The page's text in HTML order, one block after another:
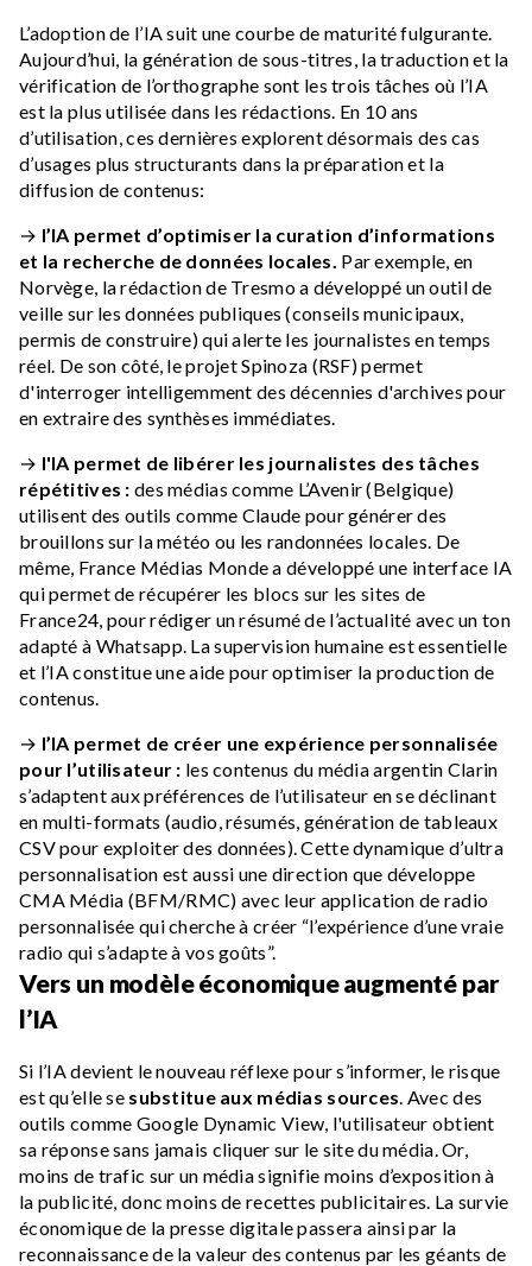
L’adoption de l’IA suit une courbe de maturité fulgurante.
Aujourd’hui, la génération de sous-titres, la traduction et la
vérification de l’orthographe sont les trois tâches où l’IA
est la plus utilisée dans les rédactions. En 10 ans
d’utilisation, ces dernières explorent désormais des cas
d’usages plus structurants dans la préparation et la
diffusion de contenus:
→ l’IA permet d’optimiser la curation d’informations
et la recherche de données locales. Par exemple, en
Norvège, la rédaction de Tresmo a développé un outil de
veille sur les données publiques (conseils municipaux,
permis de construire) qui alerte les journalistes en temps
réel. De son côté, le projet Spinoza (RSF) permet
d'interroger intelligemment des décennies d'archives pour
en extraire des synthèses immédiates.
→ l'IA permet de libérer les journalistes des tâches
répétitives :des médias comme L’Avenir (Belgique)
utilisent des outils comme Claude pour générer des
brouillons sur la météo ou les randonnées locales. De
même, France Médias Monde a développé une interface IA
qui permet de récupérer les blocs sur les sites de
France24, pour rédiger un résumé de l’actualité avec un ton
adapté à Whatsapp. La supervision humaine est essentielle
et l’IA constitue une aide pour optimiser la production de
contenus.
→ l’IA permet de créer une expérience personnalisée
pour l’utilisateur : les contenus du média argentin Clarin
s’adaptent aux préférences de l’utilisateur en se déclinant
en multi-formats (audio, résumés, génération de tableaux
CSV pour exploiter des données). Cette dynamique d’ultra
personnalisation est aussi une direction que développe
CMA Média (BFM/RMC) avec leur application de radio
personnalisée qui cherche à créer “l’expérience d’une vraie
radio qui s’adapte à vos goûts”.
Vers un modèle économique augmenté par
l’IA
Si l’IA devient le nouveau réflexe pour s’informer, le risque
est qu’elle se substitue aux médias sources. Avec des
outils comme Google Dynamic View, l'utilisateur obtient
sa réponse sans jamais cliquer sur le site du média. Or,
moins de trafic sur un média signifie moins d’exposition à
la publicité, donc moins de recettes publicitaires. La survie
économique de la presse digitale passera ainsi par la
reconnaissance de la valeur des contenus par les géants de